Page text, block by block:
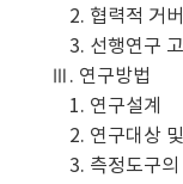
2. 협력적 거
3. 선행연구
Ⅲ. 연구방법
1. 연구설계
2. 연구대상
3. 측정도구의